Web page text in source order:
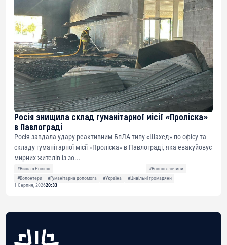
Росія знищила склад гуманітарної місії «Проліска»
в Павлограді
Росія завдала удару реактивним БпЛА типу «Шахед» по офісу та
складу гуманітарної місії «Проліска» в Павлограді, яка евакуйовує
мирних жителів із зо...
#Війна з Росією
#Воєнні злочини
#Волонтери
#Гуманітарна допомога #Україна
#Цивільні громадяни
1 Серпня, 202620:33